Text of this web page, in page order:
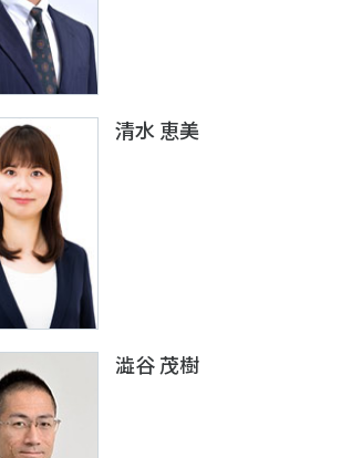
清水 恵美
澁谷 茂樹